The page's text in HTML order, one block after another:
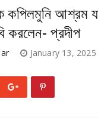
কপিলমুনি আশ্রম
করলেন- প্রদীপ
January 13, 2025